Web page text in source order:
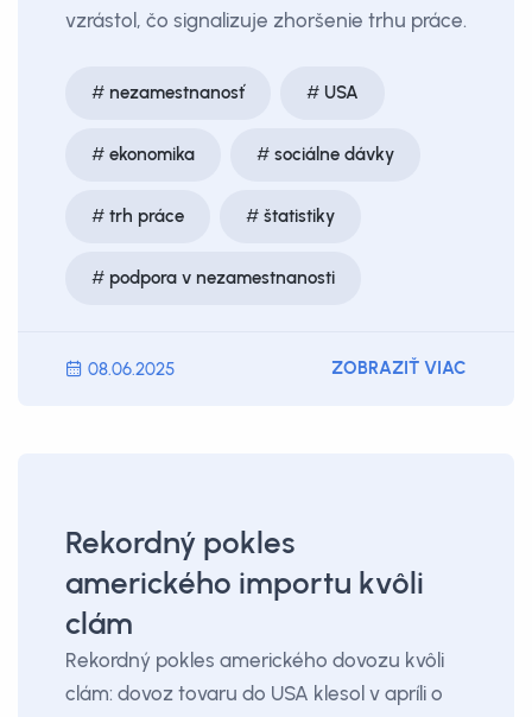
vzrástol, čo signalizuje zhoršenie trhu práce.
nezamestnanosť USA
ekonomika sociálne dávky
trh práce štatistiky
podpora v nezamestnanosti
08.06.2025 ZOBRAZIŤ VIAC
Rekordný pokles
amerického importu kvôli
clám
Rekordný pokles amerického dovozu kvôli
clám: dovoz tovaru do USA klesol v apríli o